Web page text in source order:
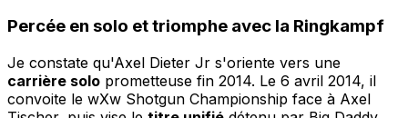
Percée en solo et triomphe avec la Ringkampf
Je constate qu'Axel Dieter Jr s'oriente vers une
carrière solo prometteuse fin 2014. Le 6 avril 2014, il
convoite le wXw Shotgun Championship face à Axel